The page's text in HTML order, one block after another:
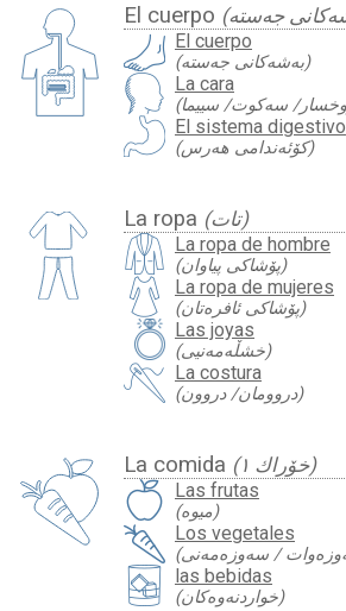
El cuerpo
El cuerpo
(بەشەکانی جەستە)
La cara
El sistema digestivo
(کۆئەندامی هەرس)
La ropa (تات)
La ropa de hombre
(پۆشاکی پیاوان)
La ropa de mujeres
(پۆشاکی ئافرەتان)
Las joyas
(خشڵەمەنیی)
La costura
(دروومان/ دروون)
La comida (خۆراك ١)
Las frutas
(میوە)
Los vegetales
las bebidas
(خواردنه‌وه‌كان)